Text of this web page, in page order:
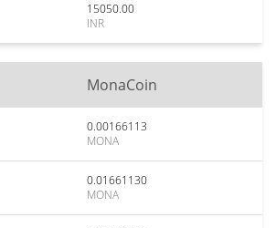
15050.00
INR
MonaCoin
0.00166113
MONA
0.01661130
MONA